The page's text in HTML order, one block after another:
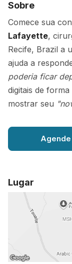
Sobre
Comece sua
Lafayette,
Recife, Brazil a
ajuda a
poderia ficar
digitais de forma
mostrar seu
Lugar